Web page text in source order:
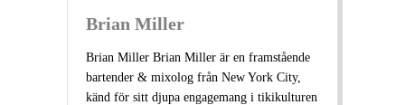
Brian Miller
Brian Miller Brian Miller är en framstående
bartender & mixolog från New York City,
känd för sitt djupa engagemang i tikikulturen